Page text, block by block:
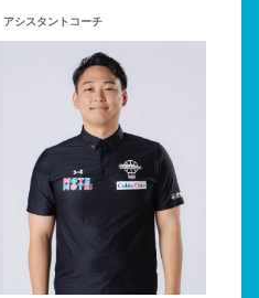
アシスタントコーチ